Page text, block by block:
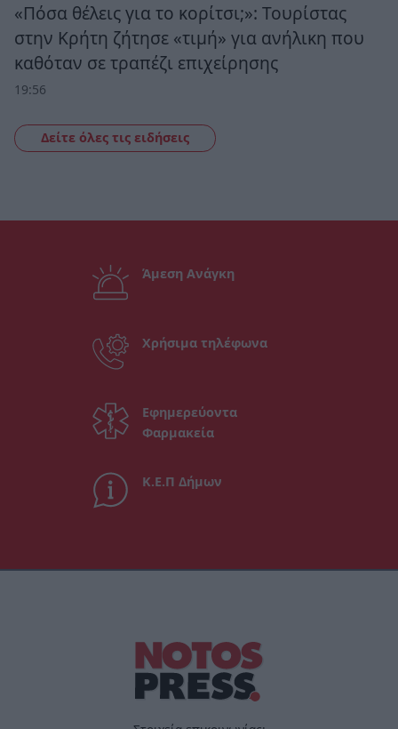
«Πόσα θέλεις για το κορίτσι;»: Τουρίστας
στην Κρήτη ζήτησε «τιμή» για ανήλικη που
καθόταν σε τραπέζι επιχείρησης
19:56
Δείτε όλες τις ειδήσεις
Άμεση Ανάγκη
Χρήσιμα τηλέφωνα
Εφημερεύοντα
Φαρμακεία
Κ.Ε.Π Δήμων